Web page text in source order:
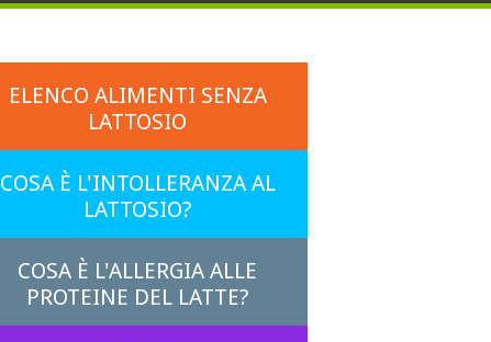
ELENCO ALIMENTI SENZA
LATTOSIO
COSA È L'INTOLLERANZA AL
LATTOSIO?
COSA È L'ALLERGIA ALLE
PROTEINE DEL LATTE?